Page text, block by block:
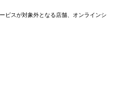
ビスが対象外となる店舗、オンラインシ